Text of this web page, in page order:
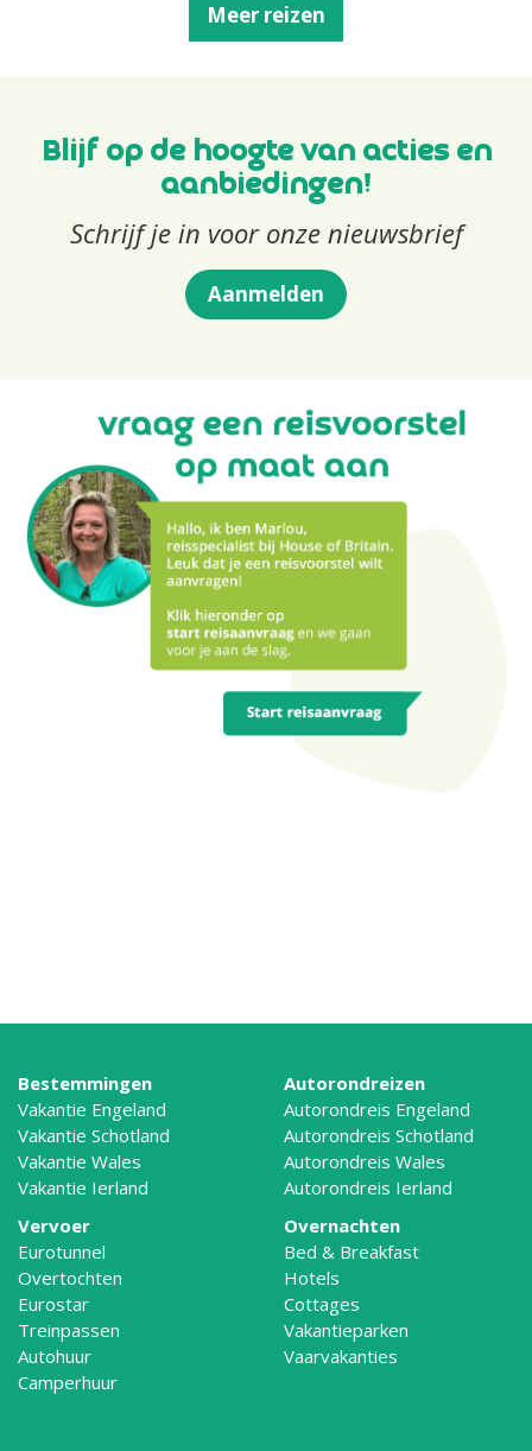
Meer reizen
Blijf op de hoogte van acties en
aanbiedingen!
Schrijf je in voor onze nieuwsbrief
Aanmelden
Bestemmingen
Vakantie Engeland
Vakantie Schotland
Vakantie Wales
Vakantie Ierland
Autorondreizen
Autorondreis Engeland
Autorondreis Schotland
Autorondreis Wales
Autorondreis Ierland
Vervoer
Eurotunnel
Overtochten
Eurostar
Treinpassen
Autohuur
Camperhuur
Overnachten
Bed & Breakfast
Hotels
Cottages
Vakantieparken
Vaarvakanties